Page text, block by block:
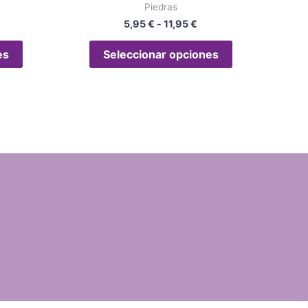
Piedras
5,95€ - 11,95€
Seleccionar opciones